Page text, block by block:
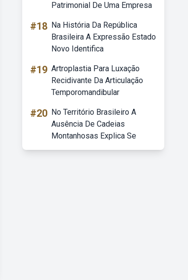
Patrimonial De Uma Empresa
#18 Na História Da República
Brasileira A Expressão Estado
Novo Identifica
#19 Artroplastia Para Luxação
Recidivante Da Articulação
Temporomandibular
#20 No Território Brasileiro A
Ausência De Cadeias
Montanhosas Explica Se